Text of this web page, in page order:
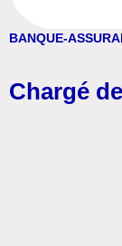
BANQUE-
Chargé